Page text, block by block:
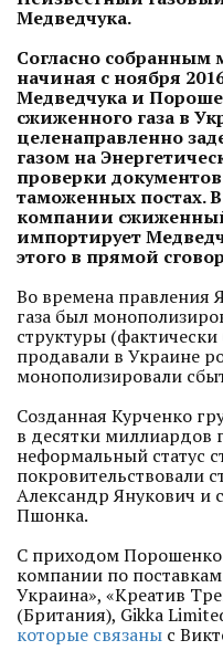
Медведчука.
Согласно собранным
начиная с ноября
Медведчука и
сжиженного газа в
целенаправленно
газом на
проверки
таможенных постах.
компании
импортирует
этого в прямой
Во времена правления
газа был
структуры
продавали в Украине
монополизировали
Созданная Курченко
в десятки миллиардов
неформальный статус
покровительствовали
Александр Янукович и
Пшонка.
С приходом
компании по
Украина», «Креатив
(Британия), Gikka
которые связаны с